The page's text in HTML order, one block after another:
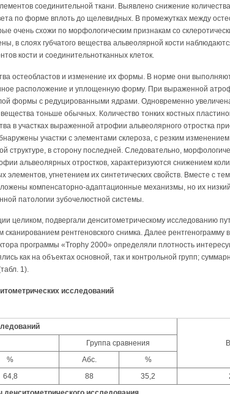
соединительной ткани. Выявлено снижение
по форме вплоть до щелевидных. В промежутках между
очень схожи по морфологическим признакам со
в слоях губчатого вещества альвеолярной кости
кости и соединительнотканных клеток.
остеобластов и изменение их формы. В норме они
расположение и уплощенную форму. При выраженной
формы с редуцированными ядрами. Одновременно
тоньше обычных. Количество тонких костных
в участках выраженной атрофии альвеолярного отростка
участки с элементами склероза, с резким
в сторону последней. Следовательно,
альвеолярных отростков, характеризуются снижением
угнетением их синтетических свойств. Вместе с
компенсаторно-адаптационные механизмы, но их
патологии зубочелюстной системы.
целиком, подвергали денситометрическому исследованию
рентгеновского снимка. Далее рентгенограмму
программы «Trophy 2000» определяли плотность
как на объектах основной, так и контрольной групп;
1).
исследований
Группа сравнения
% Абс.
%
64,8 88 35,2